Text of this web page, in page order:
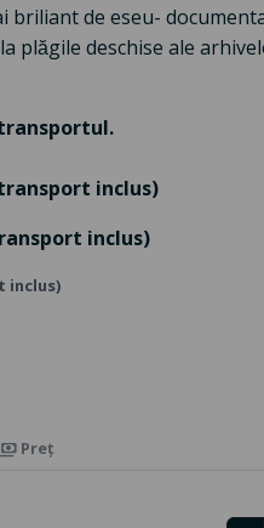
briliant de eseu-
plăgile deschise ale
inclus)
inclus)
Preț